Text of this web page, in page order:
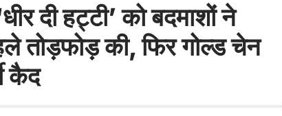
दी हट्टी’ को बदमाशों ने
तोड़फोड़ की, फिर गोल्ड चेन
कैद